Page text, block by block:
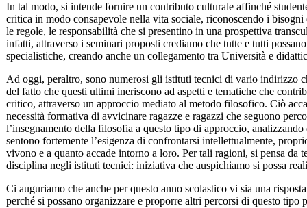
In tal modo, si intende fornire un contributo culturale affinché
critica in modo consapevole nella vita sociale, riconoscendo i
le regole, le responsabilità che si presentino in una prospettiva
infatti, attraverso i seminari proposti crediamo che tutte e tutti
specialistiche, creando anche un collegamento tra Università e
Ad oggi, peraltro, sono numerosi gli istituti tecnici di vario indirizzo
del fatto che questi ultimi ineriscono ad aspetti e tematiche che
critico, attraverso un approccio mediato al metodo filosofico. Ciò
necessità formativa di avvicinare ragazze e ragazzi che seguono
l’insegnamento della filosofia a questo tipo di approccio,
sentono fortemente l’esigenza di confrontarsi intellettualmente,
vivono e a quanto accade intorno a loro. Per tali ragioni, si pensa da
disciplina negli istituti tecnici: iniziativa che auspichiamo si possa
Ci auguriamo che anche per questo anno scolastico vi sia una
perché si possano organizzare e proporre altri percorsi di questo tipo